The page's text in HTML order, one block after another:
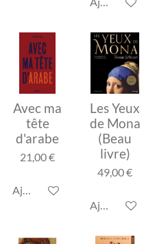
Avec ma
tête
d'arabe
21,00 €
Ajouter au panier
Les Yeux
de Mona
(Beau
livre)
49,00 €
Ajouter au